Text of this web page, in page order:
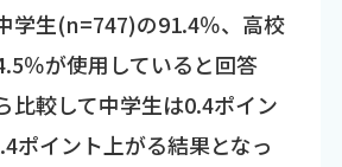
学生(n=747)の91.4％、高校
％が使用していると回答
比較して中学生は0.4ポイン
ポイント上がる結果となっ